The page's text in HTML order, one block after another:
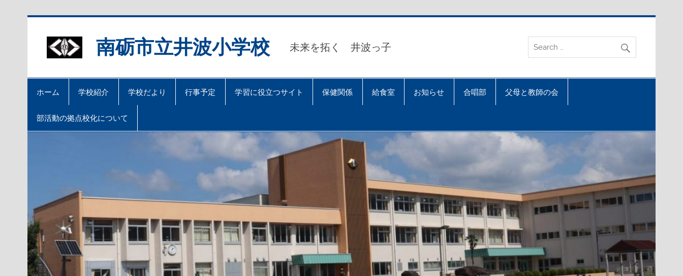
南砺市立井波小学校 未来を拓く 井波っ子
ホーム 学校紹介 学校だより 行事予定 学習に役立つサイト 保健関係 給食室 お知らせ 合唱部 父母と教師の会
部活動の拠点校化について